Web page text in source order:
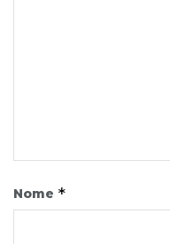
Nome *